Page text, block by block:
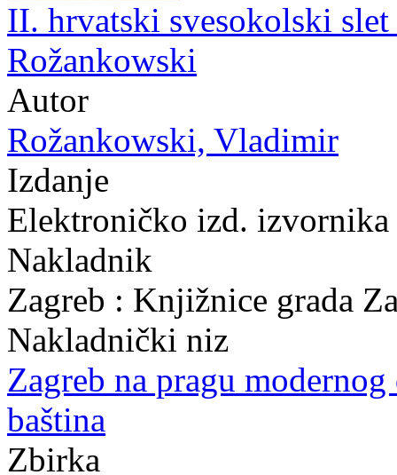
II. hrvatski svesokolski
Rožankowski
Autor
Rožankowski, Vladimir
Izdanje
Elektroničko izd.
Nakladnik
Zagreb : Knjižnice grada
Nakladnički niz
Zagreb na pragu modernog
baština
Zbirka